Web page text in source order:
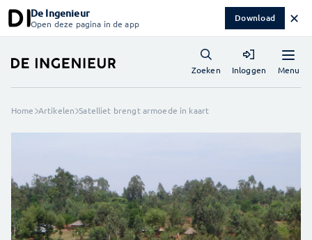
De Ingenieur
Open deze pagina in de app Download ✕
Menu
Zoeken Inloggen
Home Artikelen Satelliet brengt armoede in kaart